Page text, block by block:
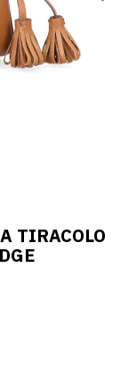
TIRACOLO